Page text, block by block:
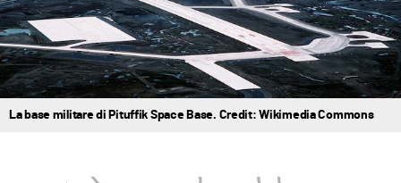
La base militare di Pituffik Space Base. Credit: Wikimedia Commons